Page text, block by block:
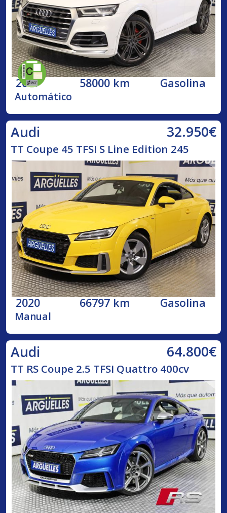
2017 58000 km Gasolina
Automático
Audi 32.950€
TT Coupe 45 TFSI S Line Edition 245
2020 66797 km Gasolina
Manual
Audi 64.800€
TT RS Coupe 2.5 TFSI Quattro 400cv